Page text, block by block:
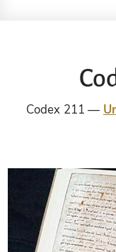
Codex 211